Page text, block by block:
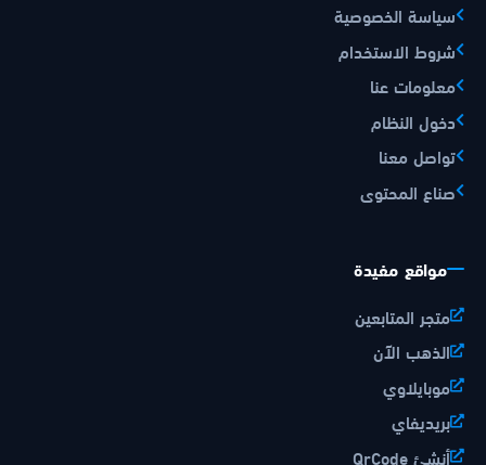
سياسة الخصوصية
شروط الاستخدام
معلومات عنا
دخول النظام
تواصل معنا
صناع المحتوى
مواقع مفيدة
متجر المتابعين
الذهب الآن
موبايلاوي
بريديفاي
أنشئ QrCode